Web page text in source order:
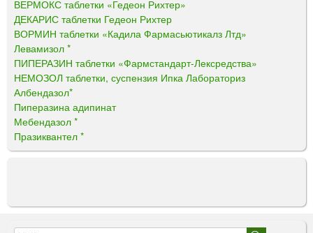
ВЕРМОКС таблетки «Гедеон Рихтер»
ДЕКАРИС таблетки Гедеон Рихтер
ВОРМИН таблетки «Кадила Фармасьютикалз Лтд»
Левамизол *
ПИПЕРАЗИН таблетки «Фармстандарт-Лексредства»
НЕМОЗОЛ таблетки, суспензия Ипка Лабораториз
Албендазол*
Пиперазина адипинат
Мебендазол *
Празиквантел *